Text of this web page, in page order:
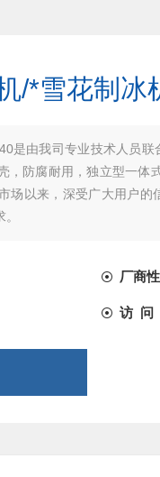
/*雪花制冰
是由我司专业技术人员
，防腐耐用，独立型一体
场以来，深受广大用户
厂商性
访 问